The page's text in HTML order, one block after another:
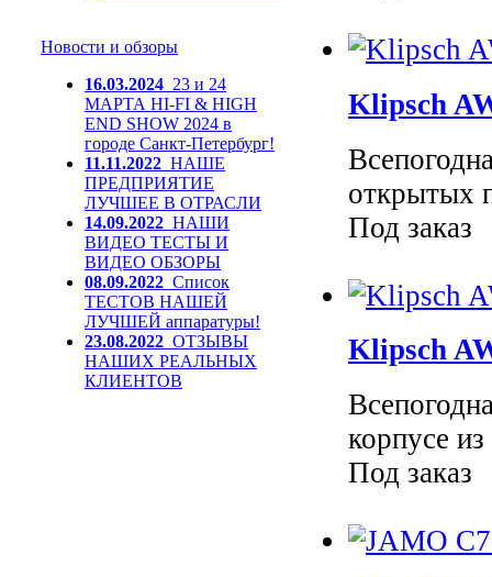
Новости и обзоры
16.03.2024 23 и 24
МАРТА HI-FI & HIGH
END SHOW 2024 в
городе Санкт-Петербург!
11.11.2022 НАШЕ
ПРЕДПРИЯТИЕ
ЛУЧШЕЕ В ОТРАСЛИ
14.09.2022 НАШИ
ВИДЕО ТЕСТЫ И
ВИДЕО ОБЗОРЫ
08.09.2022 Список
ТЕСТОВ НАШЕЙ
ЛУЧШЕЙ аппаратуры!
23.08.2022 ОТЗЫВЫ
НАШИХ РЕАЛЬНЫХ
КЛИЕНТОВ
Klipsch
открытых
Под заказ
Klipsch
корпусе
Под заказ